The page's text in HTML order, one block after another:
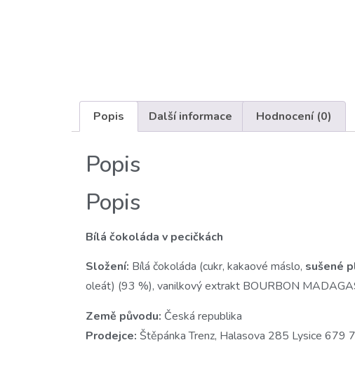
Popis Další informace Hodnocení (0)
Popis
Popis
Bílá čokoláda v pecičkách
Složení: Bílá čokoláda (cukr, kakaové máslo, sušené
oleát) (93 %), vanilkový extrakt BOURBON
Země původu: Česká republika
Prodejce: Štěpánka Trenz, Halasova 285 Lysice 679